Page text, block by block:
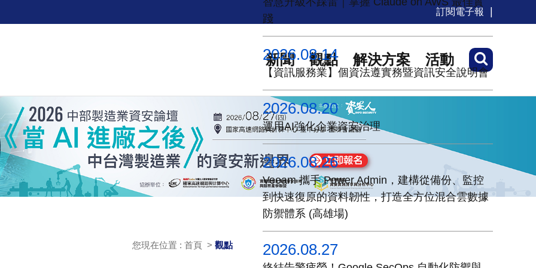
訂閱電子報
新聞 觀點 解決方案 活動
您現在位置 : 首頁 > 觀點
踐
2026.08.14
【資訊服務業】個資法遵實務暨資訊安全說明會
2026.08.20
運用AI強化企業資安治理
2026.08.26
Veeam 攜手 Power Admin，建構從備份、監控
到快速復原的資料韌性，打造全方位混合雲數據
防禦體系 (高雄場)
2026.08.27